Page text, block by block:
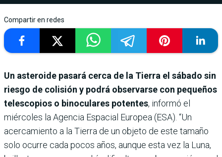
Compartir en redes
Un asteroide pasará cerca de la Tierra el sábado sin
riesgo de colisión y podrá observarse con pequeños
telescopios o binoculares potentes, informó el
miércoles la Agencia Espacial Europea (ESA). “Un
acercamiento a la Tierra de un objeto de este tamaño
solo ocurre cada pocos años, aunque esta vez la Luna,